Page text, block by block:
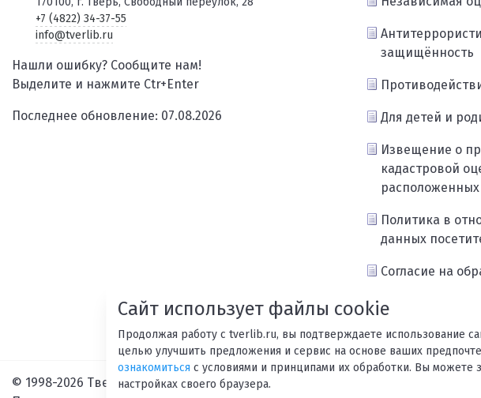
+7 (4822) 34-37-55
info@tverlib.ru
Нашли ошибку? Сообщите нам!
Выделите и нажмите Ctr+Enter
Последнее обновление: 07.08.2026
защищённость
Для детей и
Извещение о
кадастровой
Политика в
данных
Согласие на
Карта сайта
© 1998-2026 Тверская областная библиотека им. А. М. Горького.
Сайт использует файлы cookie
Продолжая работу с tverlib.ru, вы подтверждаете использование
целью улучшить предложения и сервис на основе ваших
ознакомиться с условиями и принципами их обработки. Вы можете
настройках своего браузера.